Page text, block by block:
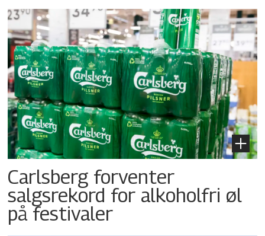
Carlsberg forventer
salgsrekord for alkoholfri øl
på festivaler